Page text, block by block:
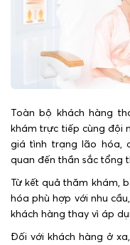
Toàn bộ khách hàng
khám trực tiếp cùng đội
giá tình trạng lão hóa,
quan đến thần sắc tổng
Từ kết quả thăm khám,
hóa phù hợp với nhu
khách hàng thay vì áp
Đối với khách hàng ở